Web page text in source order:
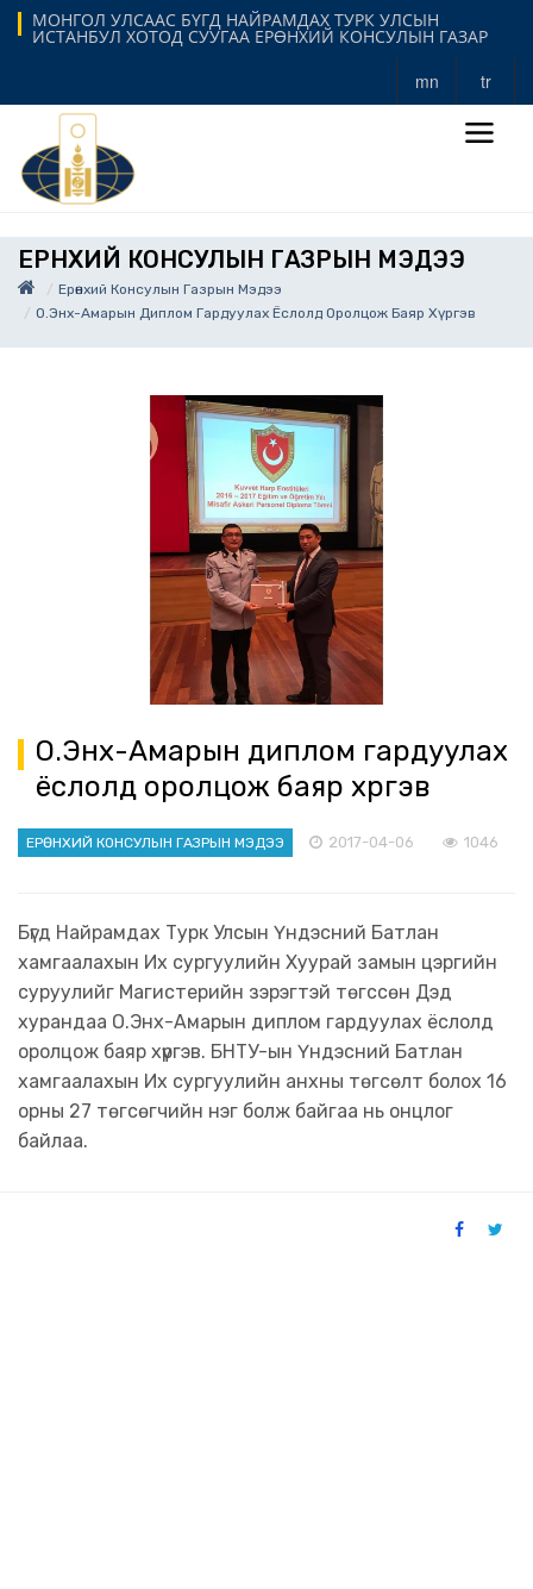
МОНГОЛ УЛСААС БҮГД НАЙРАМДАХ ТУРК УЛСЫН
ИСТАНБУЛ ХОТОД СУУГАА ЕРӨНХИЙ КОНСУЛЫН ГАЗАР
mn tr
ЕРӨНХИЙ КОНСУЛЫН ГАЗРЫН МЭДЭЭ
Ерөнхий Консулын Газрын Мэдээ
О.Энх-Амарын Диплом Гардуулах Ёслолд Оролцож Баяр Хүргэв
О.Энх-Амарын диплом гардуулах
ёслолд оролцож баяр хүргэв
ЕРӨНХИЙ КОНСУЛЫН ГАЗРЫН МЭДЭЭ 2017-04-06 1046
Бүгд Найрамдах Турк Улсын Үндэсний Батлан
хамгаалахын Их сургуулийн Хуурай замын цэргийн
суруулийг Магистерийн зэрэгтэй төгссөн Дэд
хурандаа О.Энх-Амарын диплом гардуулах ёслолд
оролцож баяр хүргэв. БНТУ-ын Үндэсний Батлан
хамгаалахын Их сургуулийн анхны төгсөлт болох 16
орны 27 төгсөгчийн нэг болж байгаа нь онцлог
байлаа.